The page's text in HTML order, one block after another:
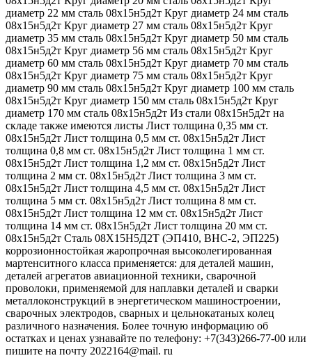
диаметр 22 мм сталь 08х15н5д2т Круг диаметр 24 мм сталь
08х15н5д2т Круг диаметр 27 мм сталь 08х15н5д2т Круг
диаметр 35 мм сталь 08х15н5д2т Круг диаметр 50 мм сталь
08х15н5д2т Круг диаметр 56 мм сталь 08х15н5д2т Круг
диаметр 60 мм сталь 08х15н5д2т Круг диаметр 70 мм сталь
08х15н5д2т Круг диаметр 75 мм сталь 08х15н5д2т Круг
диаметр 90 мм сталь 08х15н5д2т Круг диаметр 100 мм сталь
08х15н5д2т Круг диаметр 150 мм сталь 08х15н5д2т Круг
диаметр 170 мм сталь 08х15н5д2т Из стали 08х15н5д2т на
складе также имеются листы Лист толщина 0,35 мм ст.
08х15н5д2т Лист толщина 0,5 мм ст. 08х15н5д2т Лист
толщина 0,8 мм ст. 08х15н5д2т Лист толщина 1 мм ст.
08х15н5д2т Лист толщина 1,2 мм ст. 08х15н5д2т Лист
толщина 2 мм ст. 08х15н5д2т Лист толщина 3 мм ст.
08х15н5д2т Лист толщина 4,5 мм ст. 08х15н5д2т Лист
толщина 5 мм ст. 08х15н5д2т Лист толщина 8 мм ст.
08х15н5д2т Лист толщина 12 мм ст. 08х15н5д2т Лист
толщина 14 мм ст. 08х15н5д2т Лист толщина 20 мм ст.
08х15н5д2т Сталь 08Х15Н5Д2Т (ЭП410, ВНС-2, ЭП225)
коррозионностойкая жаропрочная высоколегированная
мартенситного класса применяется: для деталей машин,
деталей агрегатов авиационной техники, сварочной
проволоки, применяемой для наплавки деталей и сварки
металлоконструкций в энергетическом машиностроении,
сварочных электродов, сварных и цельнокатаных колец
различного назначения. Более точную информацию об
остатках и ценах узнавайте по телефону: +7(343)266-77-00 или
пишите на почту 2022164@mail. ru